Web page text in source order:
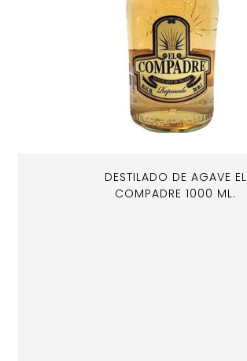
DESTILADO DE AGAVE EL
COMPADRE 1000 ML.